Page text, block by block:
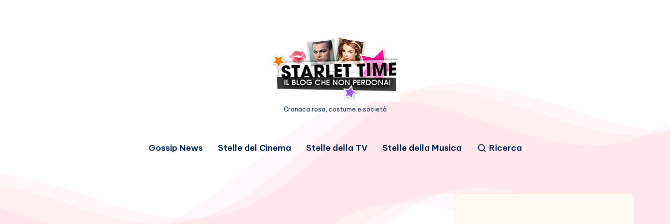
Cronaca rosa, costume e società
Gossip News Stelle del Cinema Stelle della TV Stelle della Musica Ricerca